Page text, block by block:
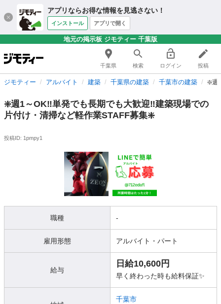
アプリならお得な情報を見逃さない！
インストール アプリで開く
地元の掲示板 ジモティー 千葉版
千葉県 検索 ログイン 投稿
ジモティー アルバイト 建築 千葉県の建築 千葉市の建築 ❇️週
❇️週1～OK‼️単発でも長期でも大歓迎‼️建築現場での
片付け・清掃など軽作業STAFF募集❇️
投稿ID: 1pmpy1
職種 -
雇用形態 アルバイト・パート
給与
日給10,600円
早く終わった時も給料保証✨
千葉市